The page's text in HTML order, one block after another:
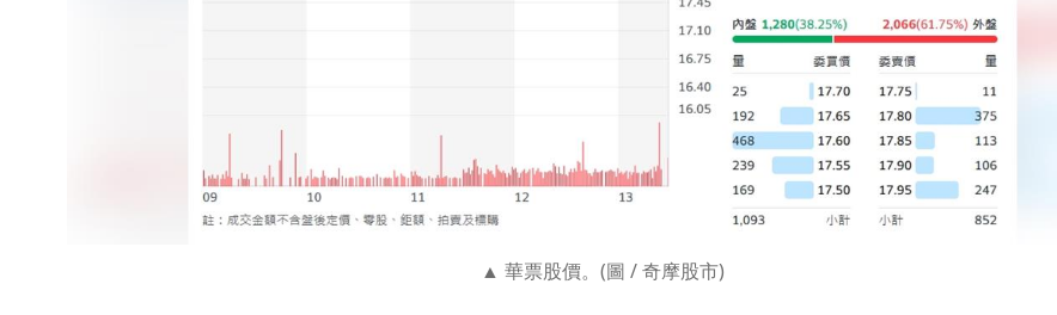
華票股價。(圖 / 奇摩股市)